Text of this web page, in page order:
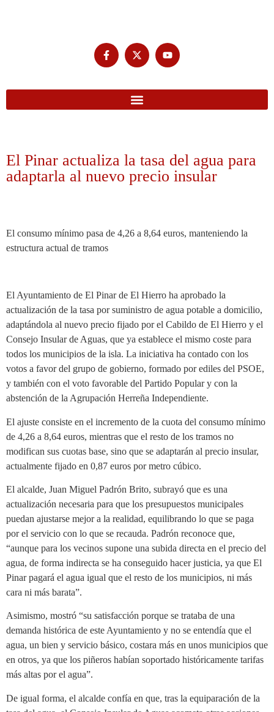
El Pinar actualiza la tasa del agua para
adaptarla al nuevo precio insular
El consumo mínimo pasa de 4,26 a 8,64 euros, manteniendo la
estructura actual de tramos
El Ayuntamiento de El Pinar de El Hierro ha aprobado la
actualización de la tasa por suministro de agua potable a domicilio,
adaptándola al nuevo precio fijado por el Cabildo de El Hierro y el
Consejo Insular de Aguas, que ya establece el mismo coste para
todos los municipios de la isla. La iniciativa ha contado con los
votos a favor del grupo de gobierno, formado por ediles del PSOE,
y también con el voto favorable del Partido Popular y con la
abstención de la Agrupación Herreña Independiente.
El ajuste consiste en el incremento de la cuota del consumo mínimo
de 4,26 a 8,64 euros, mientras que el resto de los tramos no
modifican sus cuotas base, sino que se adaptarán al precio insular,
actualmente fijado en 0,87 euros por metro cúbico.
El alcalde, Juan Miguel Padrón Brito, subrayó que es una
actualización necesaria para que los presupuestos municipales
puedan ajustarse mejor a la realidad, equilibrando lo que se paga
por el servicio con lo que se recauda. Padrón reconoce que,
“aunque para los vecinos supone una subida directa en el precio del
agua, de forma indirecta se ha conseguido hacer justicia, ya que El
Pinar pagará el agua igual que el resto de los municipios, ni más
cara ni más barata”.
Asimismo, mostró “su satisfacción porque se trataba de una
demanda histórica de este Ayuntamiento y no se entendía que el
agua, un bien y servicio básico, costara más en unos municipios que
en otros, ya que los piñeros habían soportado históricamente tarifas
más altas por el agua”.
De igual forma, el alcalde confía en que, tras la equiparación de la